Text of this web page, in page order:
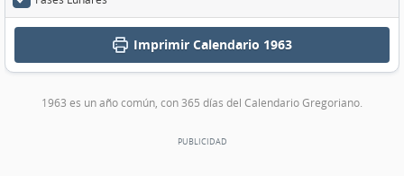
ImprimirCalendario 1963
1963 es un año común, con 365 días del Calendario Gregoriano.